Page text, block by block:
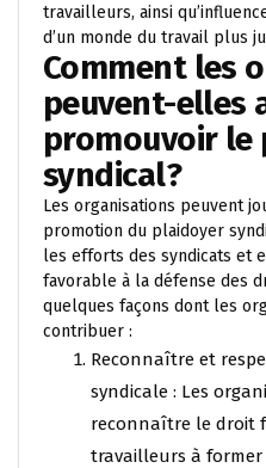
travailleurs, ainsi
d’un monde du travail plus
Comment les
peuvent-elles
promouvoir le
syndical?
Les organisations peuvent
promotion du plaidoyer
les efforts des syndicats et
favorable à la défense des
quelques façons dont les
contribuer :
Reconnaître et
syndicale : Les
reconnaître le droit
travailleurs à former